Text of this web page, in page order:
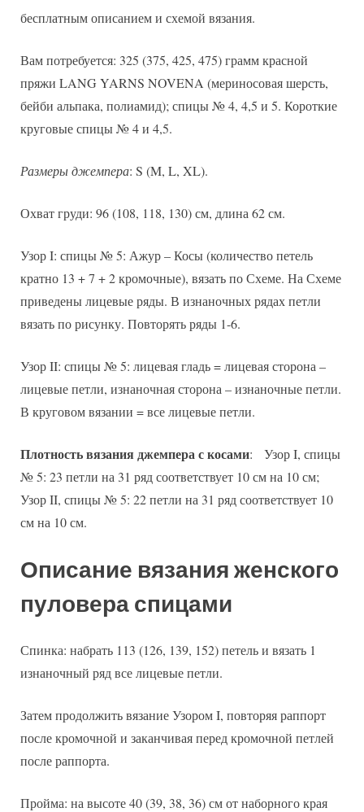
бесплатным описанием и схемой вязания.
Вам потребуется: 325 (375, 425, 475) грамм красной
пряжи LANG YARNS NOVENA (мериносовая шерсть,
бейби альпака, полиамид); спицы № 4, 4,5 и 5. Короткие
круговые спицы № 4 и 4,5.
Размеры джемпера: S (M, L, XL).
Охват груди: 96 (108, 118, 130) см, длина 62 см.
Узор I: спицы № 5: Ажур – Косы (количество петель
кратно 13 + 7 + 2 кромочные), вязать по Схеме. На Схеме
приведены лицевые ряды. В изнаночных рядах петли
вязать по рисунку. Повторять ряды 1-6.
Узор II: спицы № 5: лицевая гладь = лицевая сторона –
лицевые петли, изнаночная сторона – изнаночные петли.
В круговом вязании = все лицевые петли.
Плотность вязания джемпера с косами: Узор I, спицы
№ 5: 23 петли на 31 ряд соответствует 10 см на 10 см;
Узор II, спицы № 5: 22 петли на 31 ряд соответствует 10
см на 10 см.
Описание вязания женского
пуловера спицами
Спинка: набрать 113 (126, 139, 152) петель и вязать 1
изнаночный ряд все лицевые петли.
Затем продолжить вязание Узором I, повторяя раппорт
после кромочной и заканчивая перед кромочной петлей
после раппорта.
Пройма: на высоте 40 (39, 38, 36) см от наборного края